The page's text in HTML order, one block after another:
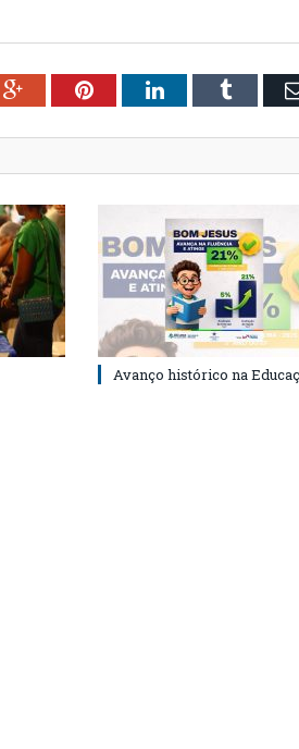
Google+PinterestLinkedInTumblr
Avanço histórico na